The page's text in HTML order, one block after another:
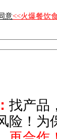
意<<火爆餐饮
找产品
险！为